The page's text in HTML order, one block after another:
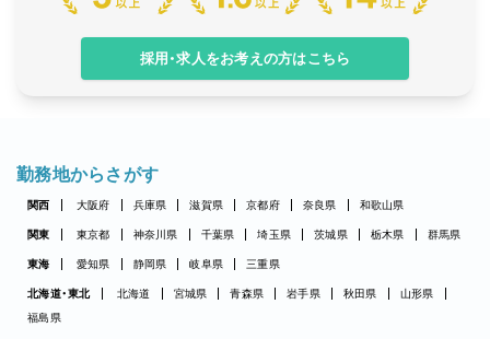
採用・求人をお考えの方はこちら
勤務地からさがす
関西 大阪府 兵庫県 滋賀県 京都府 奈良県 和歌山県
関東 東京都 神奈川県 千葉県 埼玉県 茨城県 栃木県 群馬県
東海 愛知県 静岡県 岐阜県 三重県
北海道・東北 北海道 宮城県 青森県 岩手県 秋田県
山形県
福島県